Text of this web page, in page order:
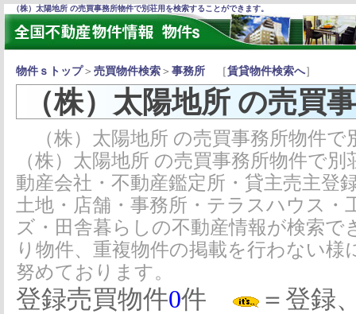
（株）太陽地所 の売買事務所物件で別荘用を検索することができます。
物件ｓトップ＞ 売買物件検索 ＞ 事務所 ［賃貸物件検索へ］
（株）太陽地所 の売買
（株）太陽地所 の売買事務所物件
（株）太陽地所 の売買事務所物件で
動産会社・不動産鑑定所・貸主売主登
土地・店舗・事務所・テラスハウス
ズ・田舎暮らしの不動産情報が検索
り物件、重複物件の掲載を行わない
努めております。
登録売買物件0件
＝登録